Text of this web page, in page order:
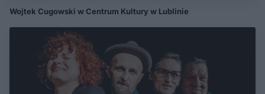
Wojtek Cugowski w Centrum Kultury w Lublinie